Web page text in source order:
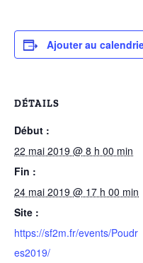
Ajouter au
DÉTAILS
Début :
22 mai 2019 @ 8 h 00 min
Fin :
24 mai 2019 @ 17 h 00 min
Site :
https://sf2m.fr/events/Poudr
es2019/